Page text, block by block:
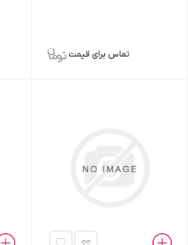
تماس برای قیمت